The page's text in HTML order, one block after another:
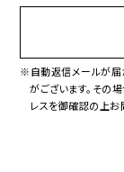
※自動返信メールが届
がございます。その
レスを御確認の上お